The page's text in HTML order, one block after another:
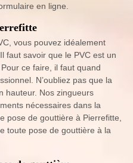
en ligne.
vous pouvez idéalement
faut savoir que le PVC est un
ce faire, il faut quand
N’oubliez pas que la
hauteur. Nos zingueurs
nécessaires dans la
pose de gouttière à Pierrefitte,
toute pose de gouttière à la